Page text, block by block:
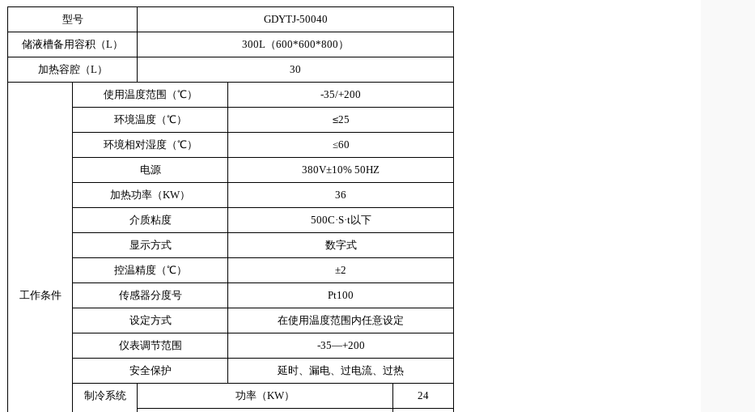
型号 GDYTJ-50040
储液槽备用容积（L） 300L（600*600*800）
加热容腔（L） 30
工作条件
使用温度范围（℃） -35/+200
环境温度（℃） ≤25
环境相对湿度（℃） ≤60
电源 380V±10% 50HZ
加热功率（KW） 36
介质粘度 500C·S·t以下
显示方式 数字式
控温精度（℃） ±2
传感器分度号 Pt100
设定方式 在使用温度范围内任意设定
仪表调节范围 -35—+200
安全保护 延时、漏电、过电流、过热
制冷系统 功率（KW） 24